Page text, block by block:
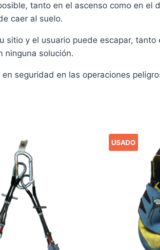
tanto en el ascenso como en el
caer al suelo.
sitio y el usuario puede escapar,
ninguna solución.
seguridad en las operaciones
USADO